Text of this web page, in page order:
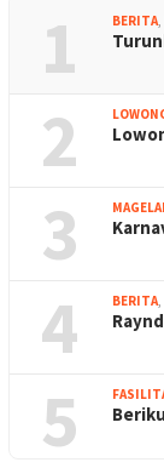
1 BERITA,
2
3
4 BERITA,
5